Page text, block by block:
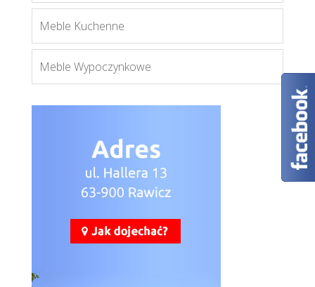
Meble Kuchenne
Meble Wypoczynkowe